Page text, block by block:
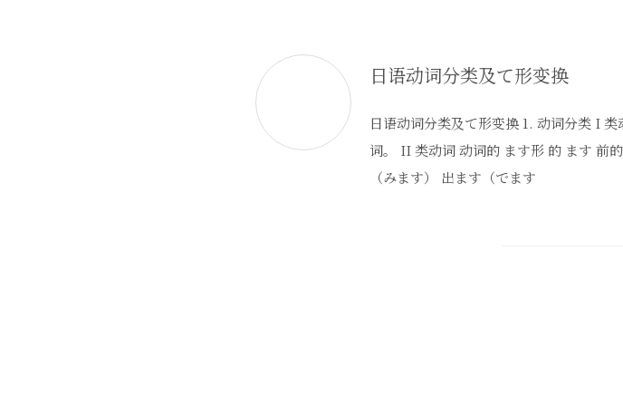
日语动词
日语动词分类及て形变换 1. 动词分类 I 类动词 动词的
词的 ます形 的 ます 前的音节结尾在 え段 的动词。 单